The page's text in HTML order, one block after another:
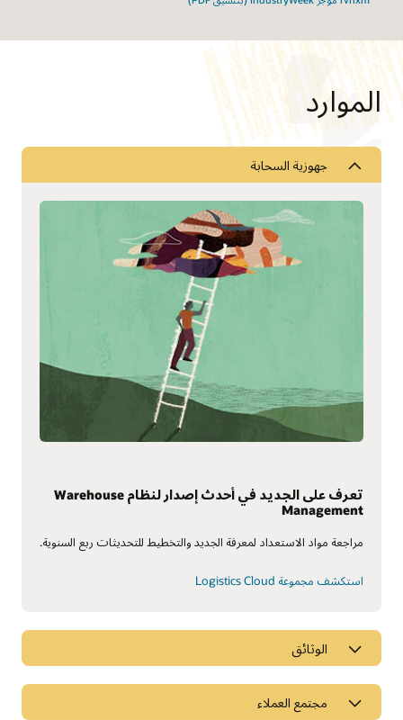
الموارد
جهوزية السحابة
تعرف على الجديد في أحدث إصدار لنظام Warehouse
Management
مراجعة مواد الاستعداد لمعرفة الجديد والتخطيط للتحديثات ربع السنوية.
استكشف مجموعة Logistics Cloud
الوثائق
مجتمع العملاء